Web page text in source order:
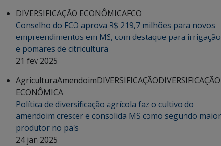
DIVERSIFICAÇÃO ECONÔMICAFCO
Conselho do FCO aprova R$ 219,7 milhões para novos
empreendimentos em MS, com destaque para irrigação
e pomares de citricultura
21 fev 2025
AgriculturaAmendoimDIVERSIFICAÇÃODIVERSIFICAÇÃO
ECONÔMICA
Política de diversificação agrícola faz o cultivo do
amendoim crescer e consolida MS como segundo maior
produtor no país
24 jan 2025